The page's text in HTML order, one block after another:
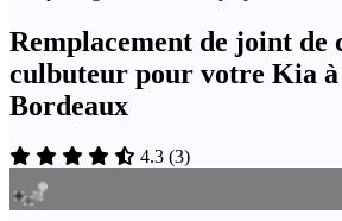
Remplacement de joint de
culbuteur pour votre Kia
Bordeaux
4.3 (3)